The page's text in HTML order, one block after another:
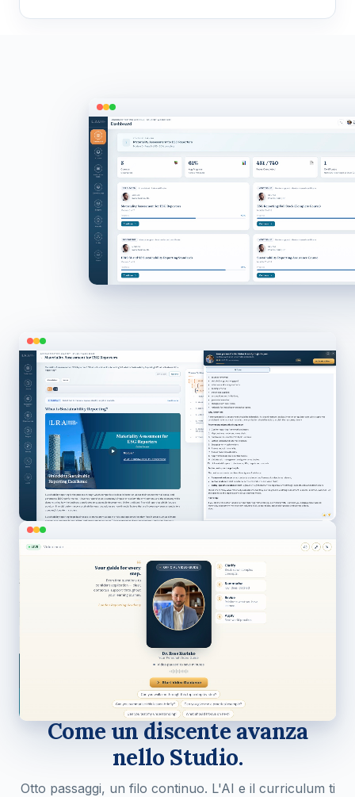
RITMO DI STUDIO
Come un discente avanza
nello Studio.
Otto passaggi, un filo continuo. L'AI e il curriculum ti